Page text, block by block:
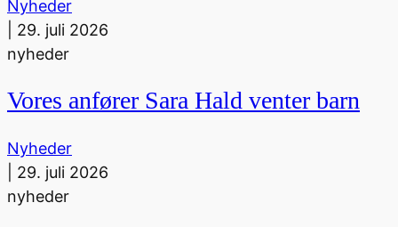
Nyheder
29. juli 2026
nyheder
Vores anfører Sara Hald venter barn
Nyheder
29. juli 2026
nyheder